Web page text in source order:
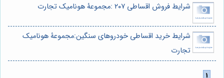
شرایط فروش اقساطی ۲۰۷ :مجموعۀ هونامیک تجارت
شرایط خرید اقساطی خودروهای سنگین:مجموعۀ هونامیک
تجارت